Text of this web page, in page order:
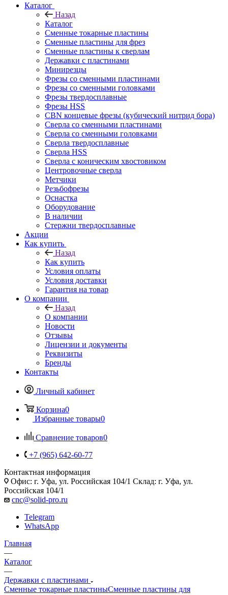
Каталог
Назад
Каталог
Сменные токарные пластины
Сменные пластины для фрез
Сменные пластины к сверлам
Державки с пластинами
Минирезцы
Фрезы со сменными пластинами
Фрезы со сменными головками
Фрезы твердосплавные
Фрезы HSS
CBN концевые фрезы (кубический нитрид бора)
Сверла со сменными пластинами
Сверла со сменными головками
Сверла твердосплавные
Сверла HSS
Сверла с коническим хвостовиком
Центровочные сверла
Метчики
Резьбофрезы
Оснастка
Оборудование
В наличии
Стержни твердосплавные
Акции
Как купить
Назад
Как купить
Условия оплаты
Условия доставки
Гарантия на товар
О компании
Назад
О компании
Новости
Отзывы
Лицензии и документы
Реквизиты
Бренды
Контакты
Личный кабинет
Корзина0
Избранные товары0
Сравнение товаров0
+7 (965) 642-60-77
Контактная информация
Офис: г. Уфа, ул. Российская 104/1 Склад: г. Уфа, ул.
Российская 104/1
cnc@solid-pro.ru
Telegram
WhatsApp
Главная
—
Каталог
—
Державки с пластинами
Сменные токарные пластиныСменные пластины для